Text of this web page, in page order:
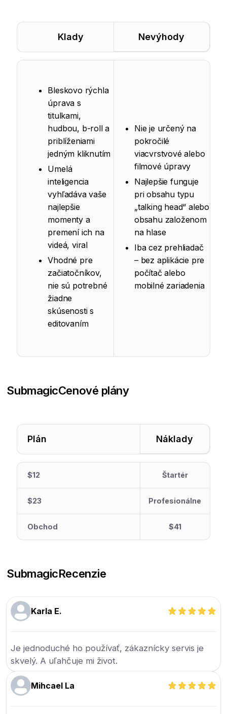
Klady Nevýhody
Bleskovo rýchla
úprava s
titulkami,
hudbou, b-roll a
priblíženiami
jedným kliknutím
Umelá
inteligencia
vyhľadáva vaše
najlepšie
momenty a
premení ich na
videá, viral
Vhodné pre
začiatočníkov,
nie sú potrebné
žiadne
skúsenosti s
editovaním
Nie je určený na
pokročilé
viacvrstvové alebo
filmové úpravy
Najlepšie funguje
pri obsahu typu
„talking head“ alebo
obsahu založenom
na hlase
Iba cez prehliadač
– bez aplikácie pre
počítač alebo
mobilné zariadenia
SubmagicCenové plány
Plán Náklady
$12 Štartér
$23 Profesionálne
Obchod $41
SubmagicRecenzie
Karla E.
Je jednoduché ho používať, zákaznícky servis je
skvelý. A uľahčuje mi život.
Mihcael La